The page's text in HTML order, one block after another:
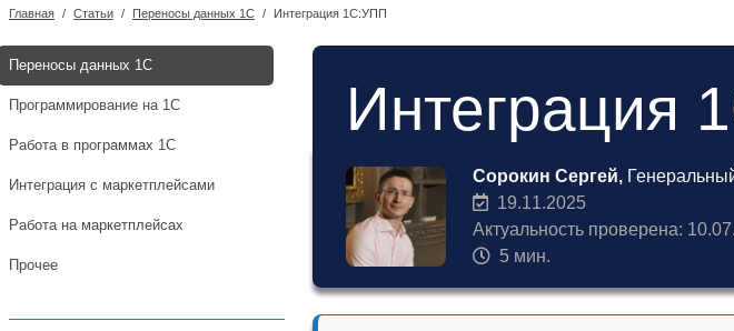
Главная / Статьи / Переносы данных 1С / Интеграция 1С:УПП
Переносы данных 1С
Программирование на 1С
Работа в программах 1С
Интеграция с маркетплейсами
Работа на маркетплейсах
Прочее
Интеграция
Сорокин Сергей,
19.11.2025
Актуальность проверена:
5 мин.